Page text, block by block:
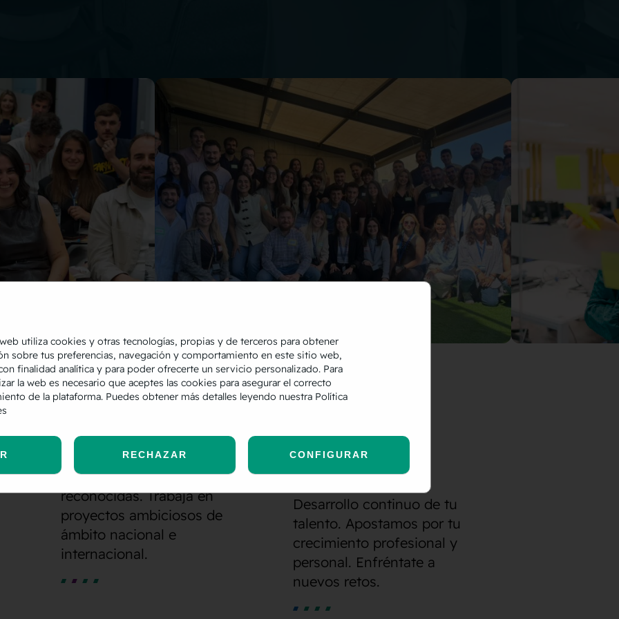
en Semmántica?
Trabaja con marcas
reconocidas. Trabaja en
proyectos ambiciosos de
ámbito nacional e
internacional.
Desarrollo continuo de tu
talento. Apostamos por tu
crecimiento profesional y
personal. Enfréntate a
nuevos retos.
utiliza cookies y otras tecnologías, propias y de terceros para obtener
sobre tus preferencias, navegación y comportamiento en este sitio web,
finalidad analítica y para poder ofrecerte un servicio personalizado. Para
la web es necesario que aceptes las cookies para asegurar el correcto
de la plataforma. Puedes obtener más detalles leyendo nuestra Política
RECHAZAR CONFIGURAR